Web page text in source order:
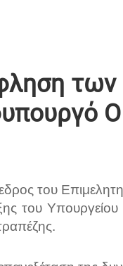
του
του Υπουργείου